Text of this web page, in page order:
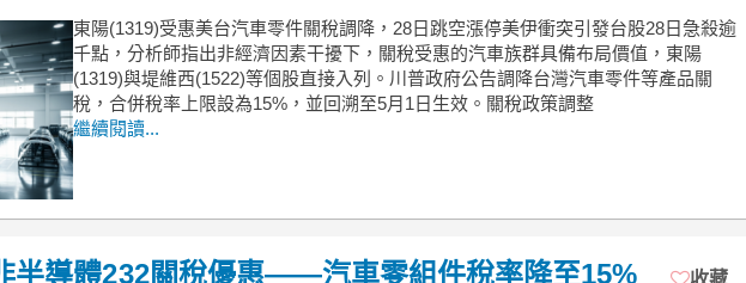
東陽(1319)受惠美台汽車零件關稅調降，28日跳空漲停美伊衝突引發台股28日急殺逾
千點，分析師指出非經濟因素干擾下，關稅受惠的汽車族群具備布局價值，東陽
(1319)與堤維西(1522)等個股直接入列。川普政府公告調降台灣汽車零件等產品關
稅，合併稅率上限設為15%，並回溯至5月1日生效。關稅政策調整
繼續閱讀...
半導體232關稅優惠——汽車零組件稅率降至15% 收藏